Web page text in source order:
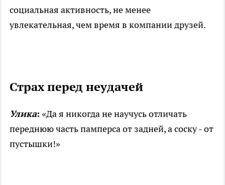
социальная активность, не менее
увлекательная, чем время в компании друзей.
Страх перед неудачей
Улика: «Да я никогда не научусь отличать
переднюю часть памперса от задней, а соску - от
пустышки!»